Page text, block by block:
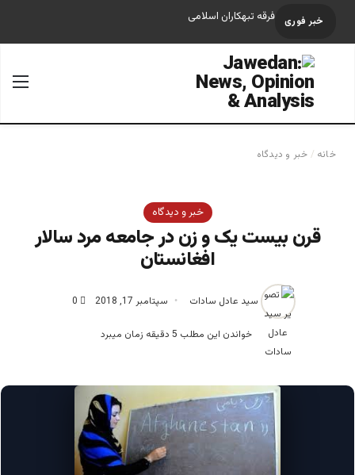
خبر فوری فرقه تبهکاران اسلامی
جستجو برای
خانه / خبر و دیدگاه
خبر و دیدگاه
قرن بیست یک و زن در جامعه مرد سالار
افغانستان
سید عادل سادات سپتامبر 17, 2018 0
خواندن این مطلب 5 دقیقه زمان میبرد